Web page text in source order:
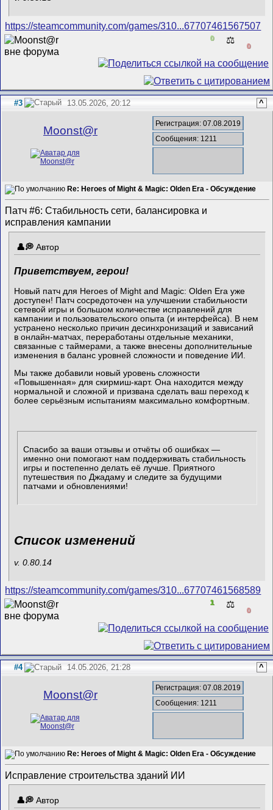
https://steamcommunity.com/games/310...67707461567507
0 ⚖️
0
#3 13.05.2026, 20:12 ^
Mооnst@r
Регистрация: 07.08.2019
Сообщения: 1211
Re: Heroes of Might & Magic: Olden Era - Обсуждение
Патч #6: Стабильность сети, балансировка и
исправления кампании
Автор
Приветствуем, герои!
Новый патч для Heroes of Might and Magic: Olden Era уже
доступен! Патч сосредоточен на улучшении стабильности
сетевой игры и большом количестве исправлений для
кампании и пользовательского опыта (и интерфейса). В нем
устранено несколько причин десинхронизаций и зависаний
в онлайн-матчах, переработаны отдельные механики,
связанные с таймерами, а также внесены дополнительные
изменения в баланс уровней сложности и поведение ИИ.
Мы также добавили новый уровень сложности
«Повышенная» для скирмиш-карт. Она находится между
нормальной и сложной и призвана сделать ваш переход к
более серьёзным испытаниям максимально комфортным.
Спасибо за ваши отзывы и отчёты об ошибках —
именно они помогают нам поддерживать стабильность
игры и постепенно делать её лучше. Приятного
путешествия по Джадаму и следите за будущими
патчами и обновлениями!
Список изменений
v. 0.80.14
https://steamcommunity.com/games/310...67707461568589
1 ⚖️
0
#4 14.05.2026, 21:28 ^
Mооnst@r
Регистрация: 07.08.2019
Сообщения: 1211
Re: Heroes of Might & Magic: Olden Era - Обсуждение
Исправление строительства зданий ИИ
Автор